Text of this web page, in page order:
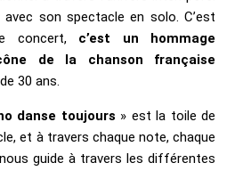
avec son spectacle en solo. C’est
concert, c’est un hommage
de la chanson française
30 ans.
danse toujours » est la toile de
et à travers chaque note, chaque
guide à travers les différentes